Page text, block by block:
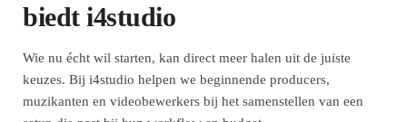
biedt i4studio
Wie nu écht wil starten, kan direct meer halen uit de juiste
keuzes. Bij i4studio helpen we beginnende producers,
muzikanten en videobewerkers bij het samenstellen van een